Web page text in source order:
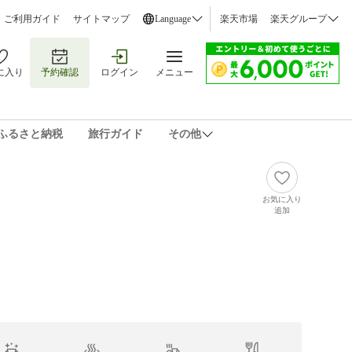
ご利用ガイド サイトマップ Language 楽天市場 楽天グループ
入り 予約確認 ログイン メニュー
るさと納税 旅行ガイド その他
お気に入り
追加